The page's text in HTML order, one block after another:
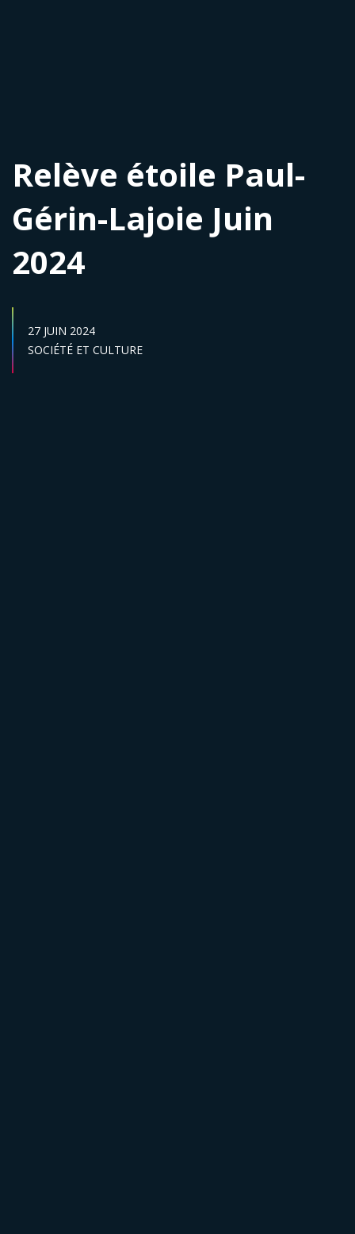
Relève étoile Paul-
Gérin-Lajoie Juin
2024
DATE DE PUBLICATION :
27 JUIN 2024
Secteur :
SOCIÉTÉ ET CULTURE